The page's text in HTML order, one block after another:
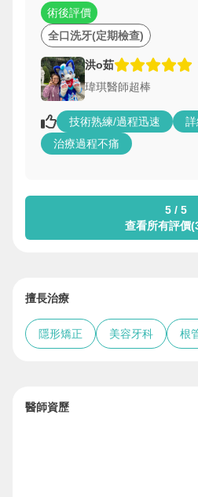
全口洗牙(定期檢查)
術後評價
洪o茹
瑋琪醫師超棒
技術熟練/過程迅速
治療過程不痛
5 / 5
查看所有評價
擅長治療
隱形矯正 美容牙科 根
醫師資歷